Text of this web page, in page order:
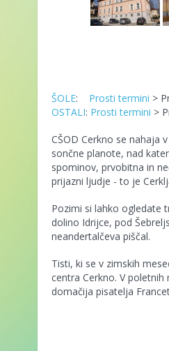
ŠOLE: Prosti termini >
OSTALI: Prosti termini >
CŠOD Cerkno se nahaja
sončne planote, nad
spominov, prvobitna in
prijazni ljudje - to je
Pozimi si lahko ogledate
dolino Idrijce, pod
neandertalčeva piščal.
Tisti, ki se v zimskih
centra Cerkno. V
domačija pisatelja